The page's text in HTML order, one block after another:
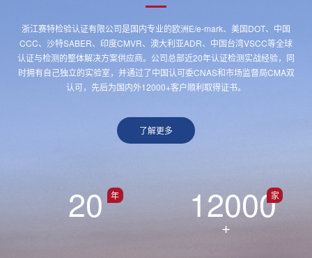
浙江赛特检验认证有限公司是国内专业的欧洲E/e-mark、美国DOT、中国
CCC、沙特SABER、印度CMVR、澳大利亚ADR、中国台湾VSCC等全球
认证与检测的整体解决方案供应商。公司总部近20年认证检测实战经验，同
时拥有自己独立的实验室，并通过了中国认可委CNAS和市场监督局CMA双
认可，先后为国内外12000+客户顺利取得证书。
了解更多
20 年 12000
+
家